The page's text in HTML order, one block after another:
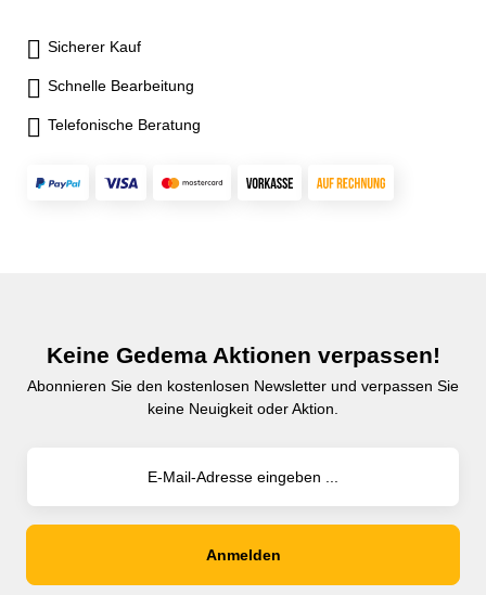
Sicherer Kauf
Schnelle Bearbeitung
Telefonische Beratung
Keine Gedema Aktionen verpassen!
Abonnieren Sie den kostenlosen Newsletter und verpassen Sie
keine Neuigkeit oder Aktion.